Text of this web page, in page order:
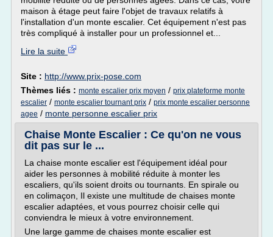
maison à étage peut faire l'objet de travaux relatifs à
l'installation d'un monte escalier. Cet équipement n'est pas
très compliqué à installer pour un professionnel et...
Lire la suite
Site : http://www.prix-pose.com
Thèmes liés : monte escalier prix moyen / prix plateforme monte
escalier / monte escalier tournant prix / prix monte escalier personne
agee / monte personne escalier prix
Chaise Monte Escalier : Ce qu'on ne vous
dit pas sur le ...
La chaise monte escalier est l'équipement idéal pour
aider les personnes à mobilité réduite à monter les
escaliers, qu'ils soient droits ou tournants. En spirale ou
en colimaçon, Il existe une multitude de chaises monte
escalier adaptées, et vous pourrez choisir celle qui
conviendra le mieux à votre environnement.
Une large gamme de chaises monte escalier est